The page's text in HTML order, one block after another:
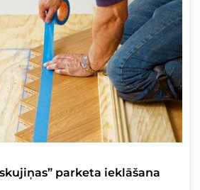
parketa ieklāšana